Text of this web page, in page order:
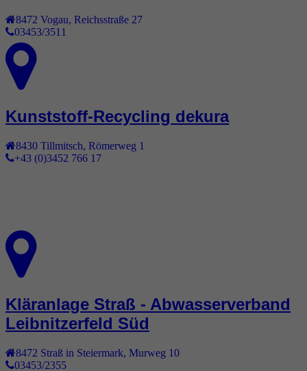
8472 Vogau Reichsstraße 27
03453/3511
Kunststoff-Recycling dekura
8430 Tillmitsch Römerweg 1
+43 (0)3452 766 17
Kläranlage Straß - Abwasserverband
Leibnitzerfeld Süd
8472 Straß in Steiermark Murweg 10
03453/2355